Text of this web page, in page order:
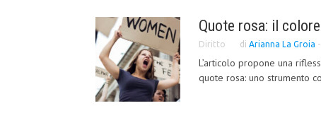
Quote rosa: il
Diritto di Arianna La Groia -
L’articolo propone una
quote rosa: uno strumento